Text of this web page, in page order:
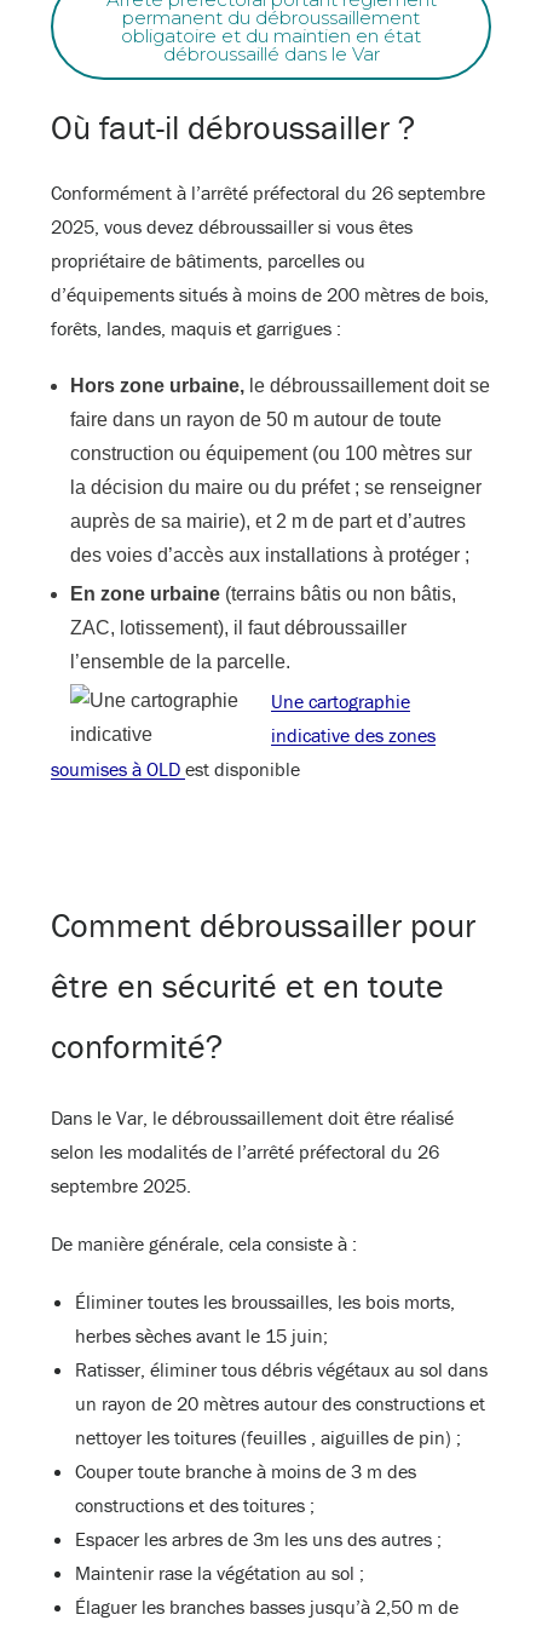
permanent du débroussaillement
obligatoire et du maintien en état
débroussaillé dans le Var
Où faut-il débroussailler ?
Conformément à l’arrêté préfectoral du 26 septembre
2025, vous devez débroussailler si vous êtes
propriétaire de bâtiments, parcelles ou
d’équipements situés à moins de 200 mètres de bois,
forêts, landes, maquis et garrigues :
Hors zone urbaine, le débroussaillement doit se
faire dans un rayon de 50 m autour de toute
construction ou équipement (ou 100 mètres sur
la décision du maire ou du préfet ; se renseigner
auprès de sa mairie), et 2 m de part et d’autres
des voies d’accès aux installations à protéger ;
En zone urbaine (terrains bâtis ou non bâtis,
ZAC, lotissement), il faut débroussailler
l’ensemble de la parcelle.
Une cartographie
indicative des zones
soumises à OLDest disponible
Comment débroussailler pour
être en sécurité et en toute
conformité?
Dans le Var, le débroussaillement doit être réalisé
selon les modalités de l’arrêté préfectoral du 26
septembre 2025.
De manière générale, cela consiste à :
Éliminer toutes les broussailles, les bois morts,
herbes sèches avant le 15 juin;
Ratisser, éliminer tous débris végétaux au sol dans
un rayon de 20 mètres autour des constructions et
nettoyer les toitures (feuilles , aiguilles de pin) ;
Couper toute branche à moins de 3 m des
constructions et des toitures ;
Espacer les arbres de 3m les uns des autres ;
Maintenir rase la végétation au sol ;
Élaguer les branches basses jusqu’à 2,50 m de